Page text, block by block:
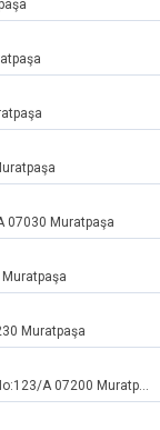
07030 Muratpaşa
Muratpaşa
Kırcami Mah. Avni Tolunay Cad. Bal İş Merkezi No:123/A 07200 Muratpaşa